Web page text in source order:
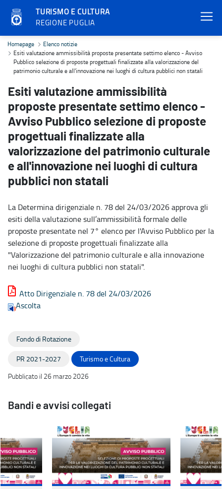
TURISMO E CULTURA
REGIONE PUGLIA
Esiti valutazione ammissibilità proposte presentate settimo
Homepage
Elenco notizie
Esiti valutazione ammissibilità proposte presentate settimo elenco - Avviso
Pubblico selezione di proposte progettuali finalizzate alla valorizzazione del
patrimonio culturale e all'innovazione nei luoghi di cultura pubblici non statali
Esiti valutazione ammissibilità
proposte presentate settimo elenco -
Avviso Pubblico selezione di proposte
progettuali finalizzate alla
valorizzazione del patrimonio culturale
e all'innovazione nei luoghi di cultura
pubblici non statali
La Determina dirigenziale n. 78 del 24/03/2026 approva gli
esiti della valutazione sull’ammissibilità formale delle
proposte presentate nel 7° elenco per l'Avviso Pubblico per la
selezione di proposte progettuali finalizzate alla
"Valorizzazione del patrimonio culturale e alla innovazione
nei luoghi di cultura pubblici non statali".
Atto Dirigenziale n. 78 del 24/03/2026
Ascolta
Fondo di Rotazione
PR 2021-2027
Turismo e Cultura
Pubblicato il 26 marzo 2026
Bandi e avvisi collegati